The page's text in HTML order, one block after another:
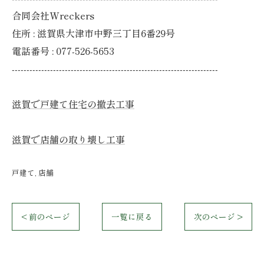
合同会社Wreckers
住所 : 滋賀県大津市中野三丁目6番29号
電話番号 : 077-526-5653
----------------------------------------------------------------------
滋賀で戸建て住宅の撤去工事
滋賀で店舗の取り壊し工事
戸建て 店舗
< 前のページ 一覧に戻る 次のページ >